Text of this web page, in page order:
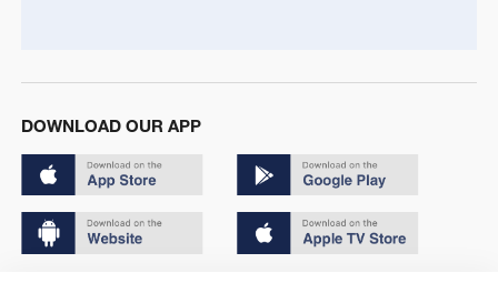
DOWNLOAD OUR APP